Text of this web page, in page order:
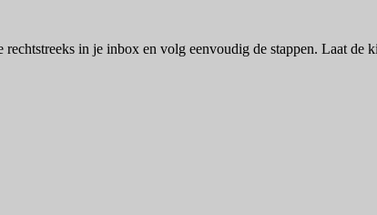
in je inbox en volg eenvoudig de stappen. Laat de